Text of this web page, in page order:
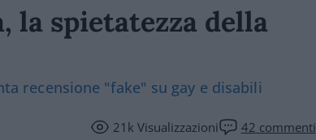
la spietatezza della
recensione "fake" su gay e disabili
21kVisualizzazioni 42 commenti